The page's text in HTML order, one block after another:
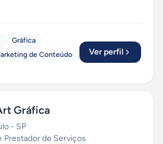
Gráfica
de Conteúdo
Ver perfil
Gráfica
- SP
·Prestador de Serviços